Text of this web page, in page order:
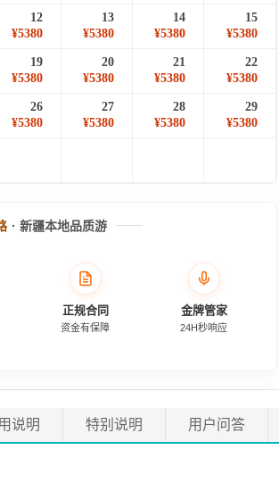
12
¥5380
13
¥5380
14
¥5380
15
¥5380
19
¥5380
20
¥5380
21
¥5380
22
¥5380
26
¥5380
27
¥5380
28
¥5380
29
¥5380
· 新疆本地品质游
正规合同
资金有保障
金牌管家
24H秒响应
说明 特别说明 用户问答